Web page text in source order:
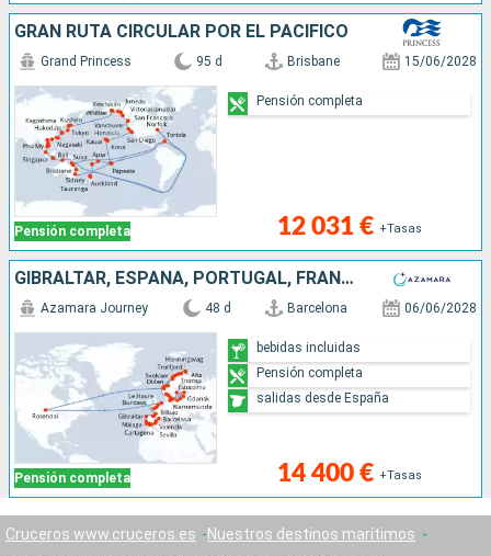
GRAN RUTA CIRCULAR POR EL PACÍFICO
Pensión completa
Grand Princess 95 d Brisbane 15/06/2028
12 031 € +Tasas
Pensión completa
GIBRALTAR, ESPAÑA, PORTUGAL, FRANCIA, REINO UNIDO, PAISES BAJOS, NORUEGA, DINAMARCA, ALEMANIA, POLONIA, LITUANIA, LETONIA, ESTONIA, SUECIA
Pensión completa
Azamara Journey 48 d Barcelona 06/06/2028
14 400 € +Tasas
bebidas incluidas
Pensión completa
salidas desde España
Cruceros www.cruceros.es
Nuestros destinos marítimos